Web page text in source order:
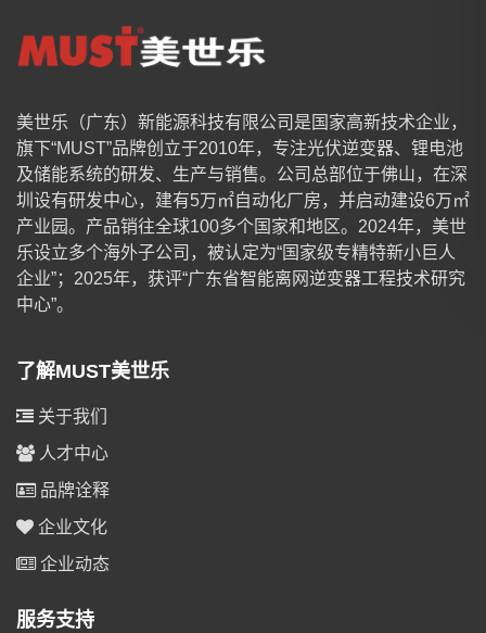
美世乐（广东）新能源科技有限公司是国家高新技术企业，
旗下“MUST”品牌创立于2010年，专注光伏逆变器、锂电池
及储能系统的研发、生产与销售。公司总部位于佛山，在深
圳设有研发中心，建有5万㎡自动化厂房，并启动建设6万㎡
产业园。产品销往全球100多个国家和地区。2024年，美世
乐设立多个海外子公司，被认定为“国家级专精特新小巨人
企业”；2025年，获评“广东省智能离网逆变器工程技术研究
中心”。
了解MUST美世乐
关于我们
人才中心
品牌诠释
企业文化
企业动态
服务支持